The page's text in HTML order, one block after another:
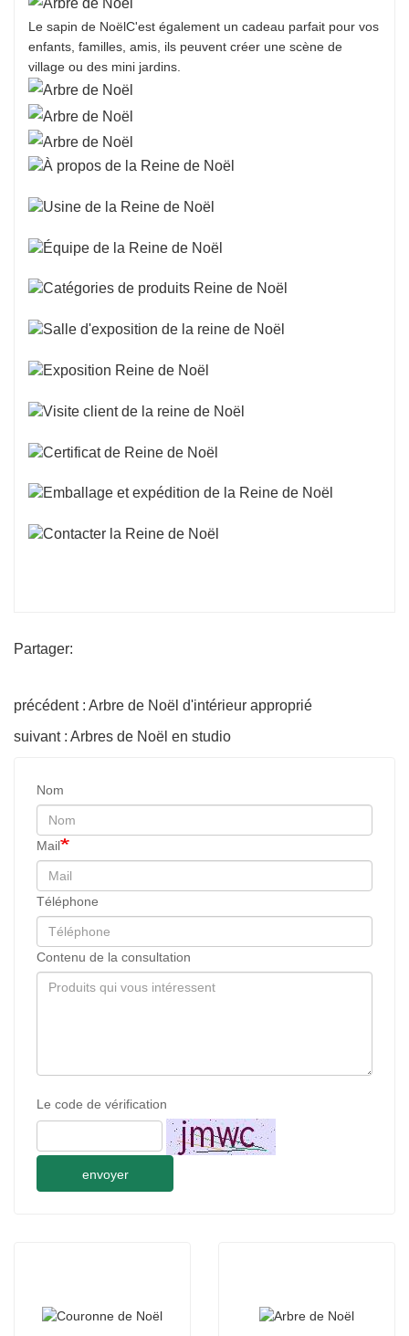
Le sapin de NoëlC'est également un cadeau parfait pour vos
enfants, familles, amis, ils peuvent créer une scène de
village ou des mini jardins.
Partager:
précédent : Arbre de Noël d'intérieur approprié
suivant : Arbres de Noël en studio
Nom
Mail
Téléphone
Contenu de la consultation
Le code de vérification
envoyer